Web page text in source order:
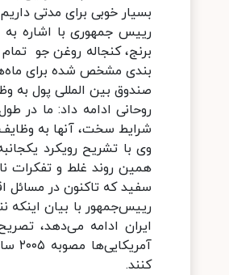
بسیار خوبی برای مدتی
رییس جمهوری با اشاره
برنج، کنجاله روغن جو
بندی مشخص شده برای
صندوق بین المللی پول به
شرایط سخت، آنها به
وی با تشریح رویکرد
همین روند غلط و تفکرات
سفید که تاکنون در
رییس‌جمهور با بیان اینکه
ایران ادامه می‌دهد،
کنند.